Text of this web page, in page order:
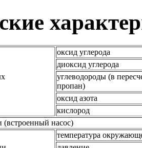
оксид углерода
диоксид углерода
углеводороды (в
пропан)
оксид азота
кислород
(встроенный насос)
температура